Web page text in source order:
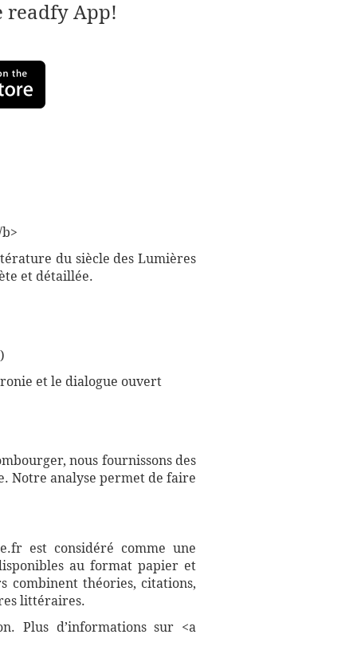
readfy App!
du siècle des Lumières
et détaillée.
et le dialogue ouvert
nous fournissons des
Notre analyse permet de faire
est considéré comme une
au format papier et
combinent théories, citations,
littéraires.
Plus d’informations sur <a